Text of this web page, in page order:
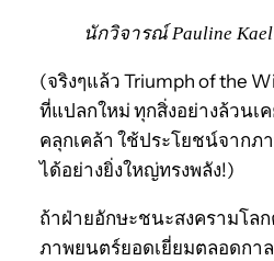
นักวิจารณ์ Pauline Kael
(จริงๆแล้ว Triumph of the
ที่แปลกใหม่ ทุกสิ่งอย่างล้วนเ
คลุกเคล้า ใช้ประโยชน์จาก
ได้อย่างยิ่งใหญ่ทรงพลัง!)
ถ้าฝ่ายอักษะชนะสงครามโลก
ภาพยนตร์ยอดเยี่ยมตลอดกา